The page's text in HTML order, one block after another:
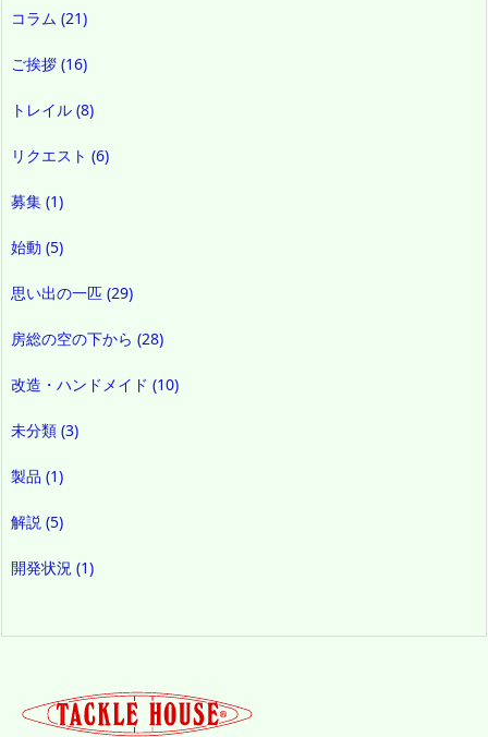
コラム (21)
ご挨拶 (16)
トレイル (8)
リクエスト (6)
募集 (1)
始動 (5)
思い出の一匹 (29)
房総の空の下から (28)
改造・ハンドメイド (10)
未分類 (3)
製品 (1)
解説 (5)
開発状況 (1)